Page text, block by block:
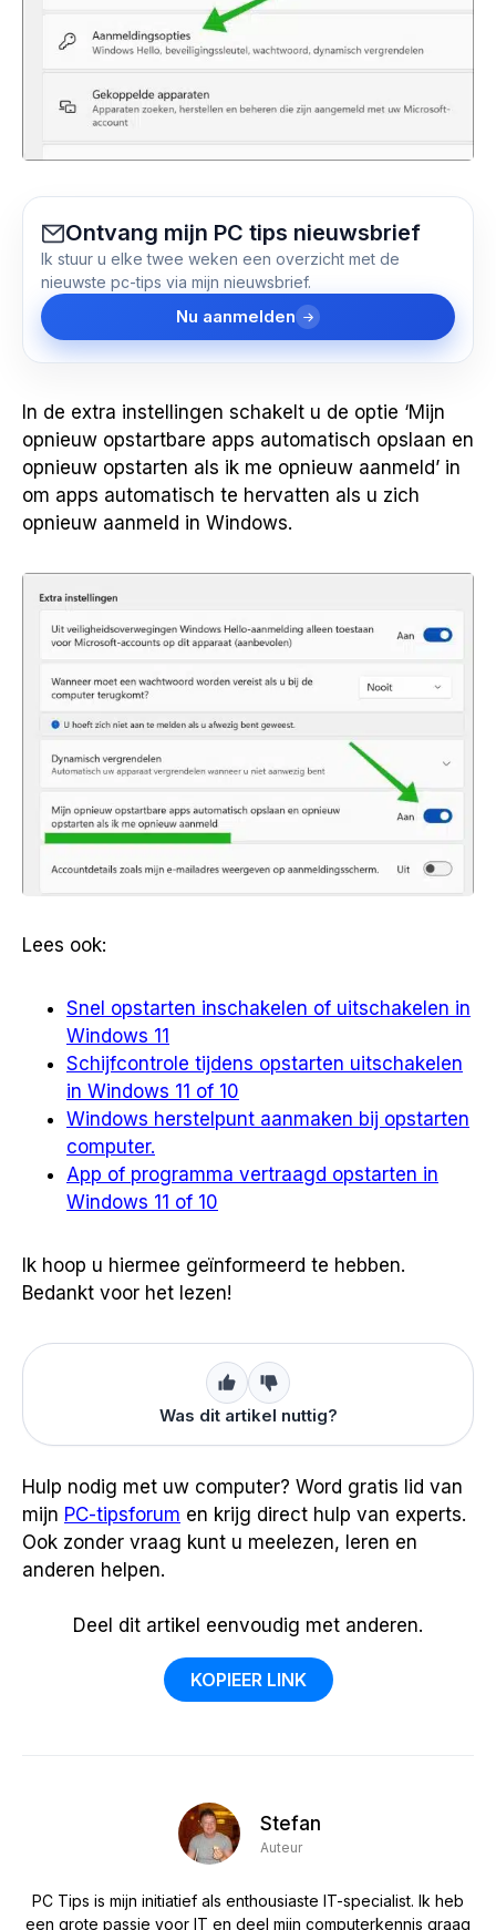
Ontvang mijn PC tips nieuwsbrief
Ik stuur u elke twee weken een overzicht met de
nieuwste pc-tips via mijn nieuwsbrief.
Nu aanmelden
In de extra instellingen schakelt u de optie ‘Mijn
opnieuw opstartbare apps automatisch opslaan en
opnieuw opstarten als ik me opnieuw aanmeld’ in
om apps automatisch te hervatten als u zich
opnieuw aanmeld in Windows.
Lees ook:
Snel opstarten inschakelen of uitschakelen in
Windows 11
Schijfcontrole tijdens opstarten uitschakelen
in Windows 11 of 10
Windows herstelpunt aanmaken bij opstarten
computer.
App of programma vertraagd opstarten in
Windows 11 of 10
Ik hoop u hiermee geïnformeerd te hebben.
Bedankt voor het lezen!
Was dit artikel nuttig?
Hulp nodig met uw computer? Word gratis lid van
mijn PC-tipsforum en krijg direct hulp van experts.
Ook zonder vraag kunt u meelezen, leren en
anderen helpen.
Deel dit artikel eenvoudig met anderen.
KOPIEER LINK
Stefan
Auteur
PC Tips is mijn initiatief als enthousiaste IT-specialist. Ik heb
een grote passie voor IT en deel mijn computerkennis graag